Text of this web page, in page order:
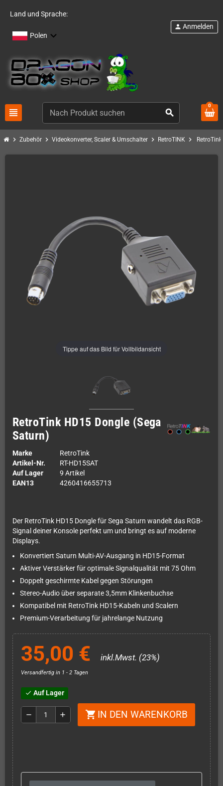
Land und Sprache:
Polen
view_headline search
person Anmelden
0
chevron_right Zubehör chevron_right Videokonverter, Scaler & Umschalter chevron_right RetroTINK chevron_right
Tippe auf das Bild für Vollbildansicht
RetroTink HD15 Dongle (Sega
Saturn)
Marke
RetroTink
Artikel-Nr.
RT-HD15SAT
Auf Lager
9 Artikel
EAN13
4260416655713
Der RetroTink HD15 Dongle für Sega Saturn wandelt das RGB-
Signal deiner Konsole perfekt um und bringt es auf moderne
Displays.
Konvertiert Saturn Multi-AV-Ausgang in HD15-Format
Aktiver Verstärker für optimale Signalqualität mit 75 Ohm
Doppelt geschirmte Kabel gegen Störungen
Stereo-Audio über separate 3,5mm Klinkenbuchse
Kompatibel mit RetroTink HD15-Kabeln und Scalern
Premium-Verarbeitung für jahrelange Nutzung
35,00 € inkl.Mwst. (23%)
Versandfertig in 1 - 2 Tagen
check Auf Lager
remove add shopping_cart IN DEN WARENKORB